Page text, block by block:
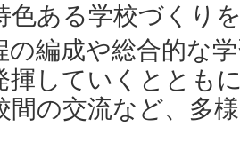
色ある学校づくり
の編成や総合的な
揮していくととも
間の交流など、多